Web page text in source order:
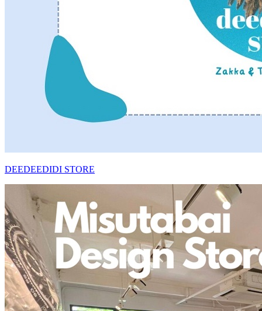
DEEDEEDIDI STORE